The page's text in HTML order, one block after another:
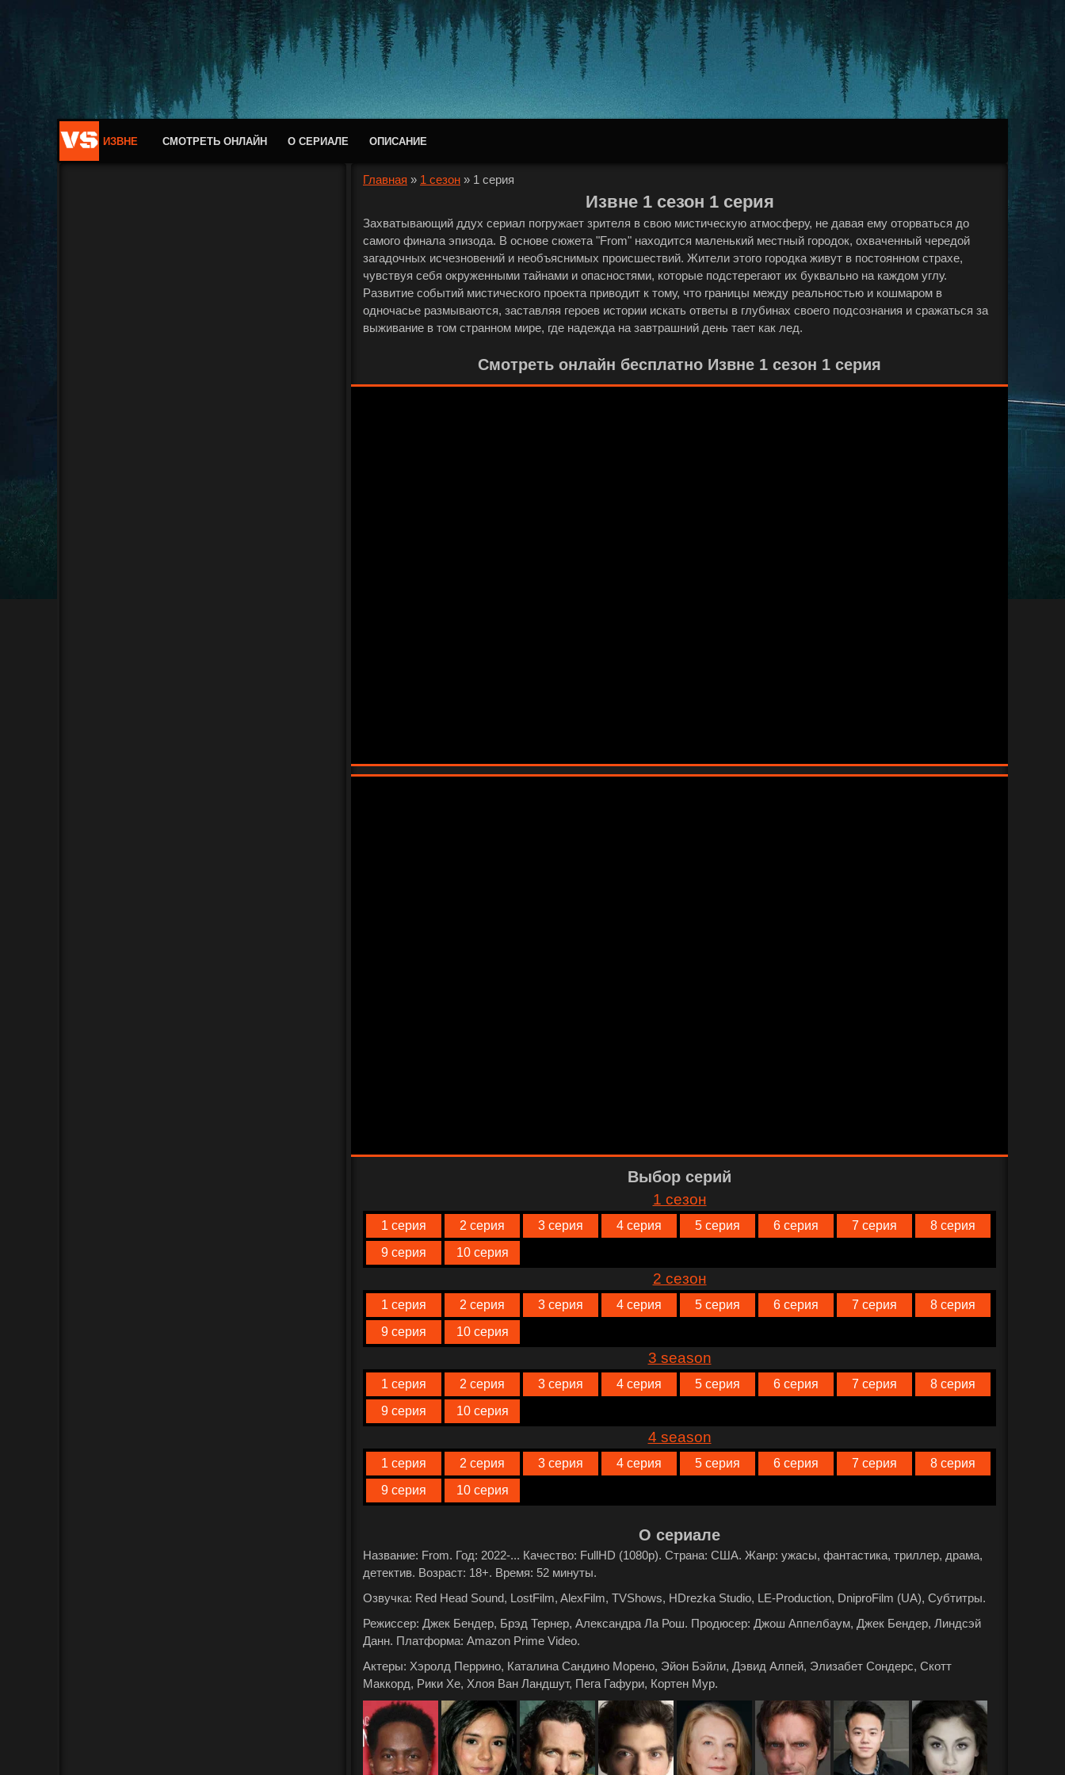
ИЗВНЕ СМОТРЕТЬ ОНЛАЙН О СЕРИАЛЕ ОПИСАНИЕ
Главная » 1 сезон » 1 серия
Извне 1 сезон 1 серия
Захватывающий ддух сериал погружает зрителя в свою мистическую атмосферу, не давая ему оторваться до
самого финала эпизода. В основе сюжета "From" находится маленький местный городок, охваченный чередой
загадочных исчезновений и необъяснимых происшествий. Жители этого городка живут в постоянном страхе,
чувствуя себя окруженными тайнами и опасностями, которые подстерегают их буквально на каждом углу.
Развитие событий мистического проекта приводит к тому, что границы между реальностью и кошмаром в
одночасье размываются, заставляя героев истории искать ответы в глубинах своего подсознания и сражаться за
выживание в том странном мире, где надежда на завтрашний день тает как лед.
Смотреть онлайн бесплатно Извне 1 сезон 1 серия
Выбор серий
1 сезон
1 серия 2 серия 3 серия 4 серия 5 серия 6 серия 7 серия
8 серия
9 серия
10 серия
2 сезон
1 серия 2 серия 3 серия 4 серия 5 серия 6 серия 7 серия
8 серия
9 серия
10 серия
3 season
1 серия 2 серия 3 серия 4 серия 5 серия 6 серия 7 серия
8 серия
9 серия
10 серия
4 season
1 серия 2 серия 3 серия 4 серия 5 серия 6 серия 7 серия
8 серия
9 серия
10 серия
О сериале
Название: From. Год: 2022-... Качество: FullHD (1080p). Страна: США. Жанр: ужасы, фантастика, триллер, драма,
детектив. Возраст: 18+. Время: 52 минуты.
Озвучка: Red Head Sound, LostFilm, AlexFilm, TVShows, HDrezka Studio, LE-Production, DniproFilm (UA), Субтитры.
Режиссер: Джек Бендер, Брэд Тернер, Александра Ла Рош. Продюсер: Джош Аппелбаум, Джек Бендер, Линдсэй
Данн. Платформа: Amazon Prime Video.
Актеры: Хэролд Перрино, Каталина Сандино Морено, Эйон Бэйли, Дэвид Алпей, Элизабет Сондерс, Скотт
Маккорд, Рики Хе, Хлоя Ван Ландшут, Пега Гафури, Кортен Мур.